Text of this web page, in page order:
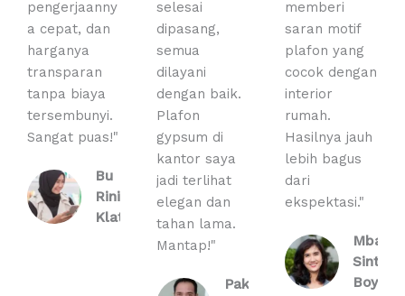
pengerjaanny
a cepat, dan
harganya
transparan
tanpa biaya
tersembunyi.
Sangat puas!"
Bu
Rini,
Klaten
selesai
dipasang,
semua
dilayani
dengan baik.
Plafon
gypsum di
kantor saya
jadi terlihat
elegan dan
tahan lama.
Mantap!"
Pak
memberi
saran motif
plafon yang
cocok dengan
interior
rumah.
Hasilnya jauh
lebih bagus
dari
ekspektasi."
Mbak
Sinta,